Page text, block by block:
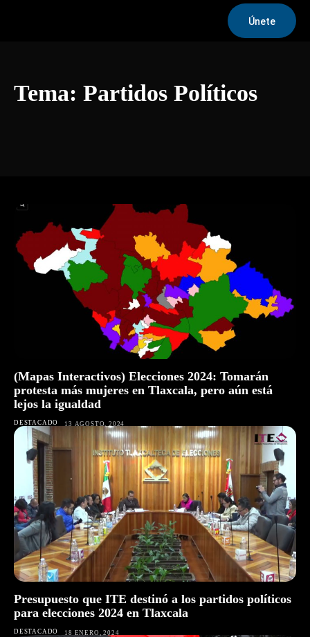
Únete
Tema: Partidos Políticos
(Mapas Interactivos) Elecciones 2024: Tomarán
protesta más mujeres en Tlaxcala, pero aún está
lejos la igualdad
DESTACADO 13 AGOSTO, 2024
Presupuesto que ITE destinó a los partidos políticos
para elecciones 2024 en Tlaxcala
DESTACADO 18 ENERO, 2024